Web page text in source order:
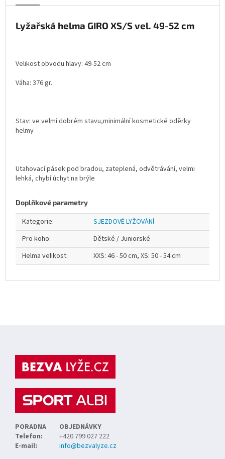
Lyžařská helma GIRO XS/S vel. 49-52 cm
Velikost obvodu hlavy: 49-52 cm
Váha: 376 gr.
Stav: ve velmi dobrém stavu,minimální kosmetické oděrky
helmy
Utahovací pásek pod bradou, zateplená, odvětrávání, velmi
lehká, chybí úchyt na brýle
Doplňkové parametry
Kategorie:
SJEZDOVÉ LYŽOVÁNÍ
Pro koho:
Dětské / Juniorské
Helma velikost: XXS: 46 - 50 cm, XS: 50 - 54 cm
PORADNA
OBJEDNÁVKY
Telefon:
+420 799 027 222
E-mail:
info@bezvalyze.cz